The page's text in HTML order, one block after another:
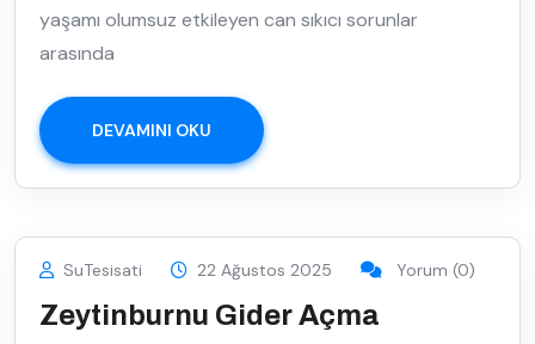
yaşamı olumsuz etkileyen can sıkıcı sorunlar
arasında
DEVAMINI OKU
SuTesisati 22 Ağustos 2025 Yorum (0)
Zeytinburnu Gider Açma